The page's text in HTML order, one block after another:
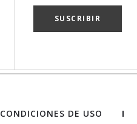
SUSCRIBIR
CONDICIONES DE USO